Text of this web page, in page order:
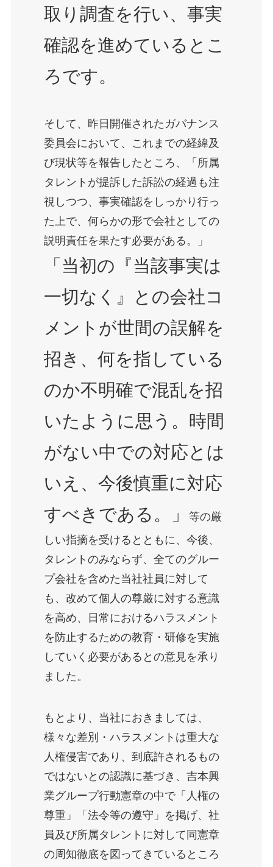
取り調査を行い、事実
確認を進めているとこ
ろです。
そして、昨日開催されたガバナンス
委員会において、これまでの経緯及
び現状等を報告したところ、「所属
タレントが提訴した訴訟の経過も注
視しつつ、事実確認をしっかり行っ
た上で、何らかの形で会社としての
説明責任を果たす必要がある。」
「当初の『当該事実は
一切なく』との会社コ
メントが世間の誤解を
招き、何を指している
のか不明確で混乱を招
いたように思う。時間
がない中での対応とは
いえ、今後慎重に対応
すべきである。」
等の厳
しい指摘を受けるとともに、今後、
タレントのみならず、全てのグルー
プ会社を含めた当社社員に対して
も、改めて個人の尊厳に対する意識
を高め、日常におけるハラスメント
を防止するための教育・研修を実施
していく必要があるとの意見を承り
ました。
もとより、当社におきましては、
様々な差別・ハラスメントは重大な
人権侵害であり、到底許されるもの
ではないとの認識に基づき、吉本興
業グループ行動憲章の中で「人権の
尊重」「法令等の遵守」を掲げ、社
員及び所属タレントに対して同憲章
の周知徹底を図ってきているところ